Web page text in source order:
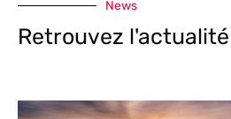
News
Retrouvez l'actualité